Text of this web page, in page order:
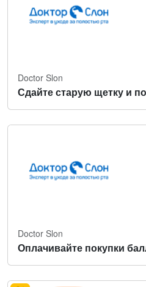
Doctor Slon
Сдайте старую щетку и
Doctor Slon
Оплачивайте покупки